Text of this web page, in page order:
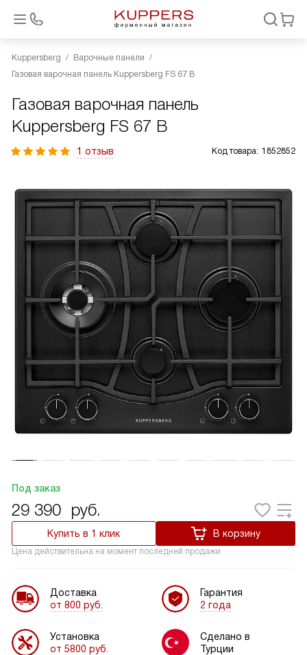
Kuppersberg
Варочные панели
Газовая варочная панель Kuppersberg FS 67 B
Газовая варочная панель
Kuppersberg FS 67 B
1 отзыв Код товара: 1852852
Под заказ
29 390 руб.
Купить в 1 клик В корзину
Цена действительна на момент последней продажи
Доставка
от 800 руб.
Установка
от 5800 руб.
Гарантия
2 года
Сделано в
Турции